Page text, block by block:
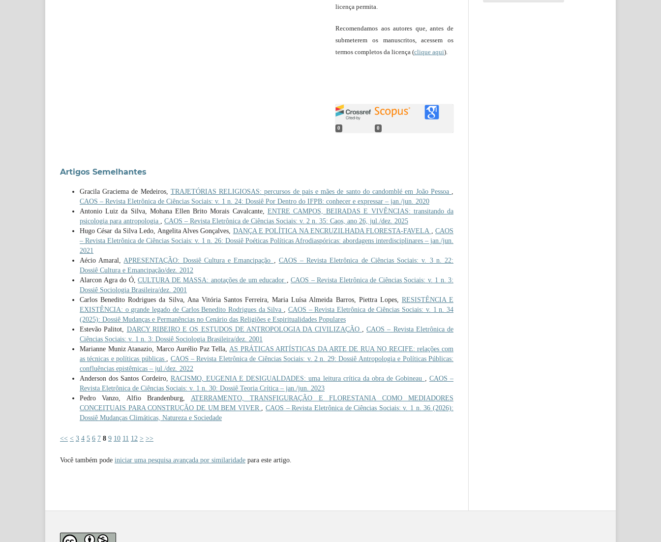
licença permita.
Recomendamos aos autores que, antes de
submeterem os manuscritos, acessem os
termos completos da licença (clique aqui).
0 0
Artigos Semelhantes
Gracila Graciema de Medeiros, TRAJETÓRIAS RELIGIOSAS: percursos de pais e mães de santo do candomblé em João Pessoa
CAOS – Revista Eletrônica de Ciências Sociais: v. 1 n. 24: Dossiê Por Dentro do IFPB: conhecer e expressar – jan./jun. 2020
Antonio Luiz da Silva, Mohana Ellen Brito Morais Cavalcante, ENTRE CAMPOS, BEIRADAS E VIVÊNCIAS: transitando da
psicologia para antropologia
CAOS – Revista Eletrônica de Ciências Sociais: v. 2 n. 35: Caos, ano 26, jul./dez. 2025
Hugo César da Silva Ledo, Angelita Alves Gonçalves, DANÇA E POLÍTICA NA ENCRUZILHADA FLORESTA-FAVELA ,CAOS
– Revista Eletrônica de Ciências Sociais: v. 1 n. 26: Dossiê Poéticas Políticas Afrodiaspóricas: abordagens interdisciplinares – jan./jun.
2021
Aécio Amaral, APRESENTAÇÃO: Dossiê Cultura e Emancipação
CAOS – Revista Eletrônica de Ciências Sociais: v. 3 n. 22:
Dossiê Cultura e Emancipação/dez. 2012
Alarcon Agra do Ó, CULTURA DE MASSA: anotações de um educador
CAOS – Revista Eletrônica de Ciências Sociais: v. 1 n. 3:
Dossiê Sociologia Brasileira/dez. 2001
Carlos Benedito Rodrigues da Silva, Ana Vitória Santos Ferreira, Maria Luísa Almeida Barros, Piettra Lopes, RESISTÊNCIA E
EXISTÊNCIA: o grande legado de Carlos Benedito Rodrigues da Silva
CAOS – Revista Eletrônica de Ciências Sociais: v. 1 n. 34
(2025): Dossiê Mudanças e Permanências no Cenário das Religiões e Espiritualidades Populares
Estevão Palitot, DARCY RIBEIRO E OS ESTUDOS DE ANTROPOLOGIA DA CIVILIZAÇÃO
CAOS – Revista Eletrônica de
Ciências Sociais: v. 1 n. 3: Dossiê Sociologia Brasileira/dez. 2001
Marianne Muniz Atanazio, Marco Aurélio Paz Tella, AS PRÁTICAS ARTÍSTICAS DA ARTE DE RUA NO RECIFE: relações com
as técnicas e políticas públicas
CAOS – Revista Eletrônica de Ciências Sociais: v. 2 n. 29: Dossiê Antropologia e Políticas Públicas:
confluências epistêmicas – jul./dez. 2022
Anderson dos Santos Cordeiro, RACISMO, EUGENIA E DESIGUALDADES: uma leitura crítica da obra de Gobineau
CAOS –
Revista Eletrônica de Ciências Sociais: v. 1 n. 30: Dossiê Teoria Crítica – jan./jun. 2023
Pedro Vanzo, Alfio Brandenburg, ATERRAMENTO, TRANSFIGURAÇÃO E FLORESTANIA COMO MEDIADORES
CONCEITUAIS PARA CONSTRUÇÃO DE UM BEM VIVER
,CAOS – Revista Eletrônica de Ciências Sociais: v. 1 n. 36 (2026):
Dossiê Mudanças Climáticas, Natureza e Sociedade
<< < 3 4 5 6 7 8 9 10 11 12 > >>
Você também pode iniciar uma pesquisa avançada por similaridade para este artigo.